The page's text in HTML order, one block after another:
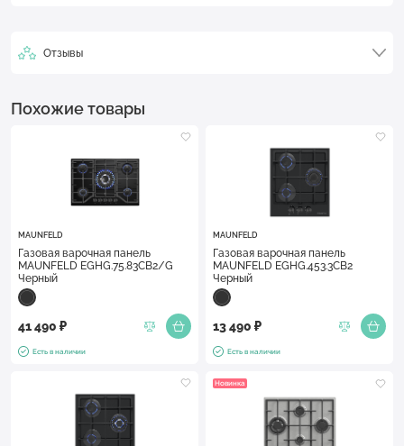
Отзывы
Похожие товары
MAUNFELD
Газовая варочная панель
MAUNFELD EGHG.75.83CB2/G
Черный
41 490 ₽
Есть в наличии
MAUNFELD
Газовая варочная панель
MAUNFELD EGHG.453.3CB2
Черный
13 490 ₽
Есть в наличии
Новинка